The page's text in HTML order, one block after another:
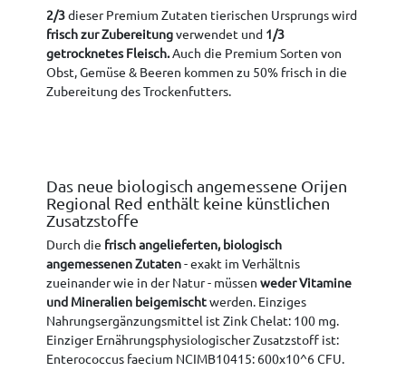
2/3dieser Premium Zutaten tierischen Ursprungs wird
frisch zur Zubereitungverwendet und 1/3
getrocknetes Fleisch.Auch die Premium Sorten von
Obst, Gemüse & Beeren kommen zu 50% frisch in die
Zubereitung des Trockenfutters.
Das neue biologisch angemessene Orijen
Regional Red enthält keine künstlichen
Zusatzstoffe
Durch die frisch angelieferten, biologisch
angemessenen Zutaten- exakt im Verhältnis
zueinander wie in der Natur - müssen weder Vitamine
und Mineralien beigemischtwerden. Einziges
Nahrungsergänzungsmittel ist Zink Chelat: 100 mg.
Einziger Ernährungsphysiologischer Zusatzstoff ist:
Enterococcus faecium NCIMB10415: 600x10^6 CFU.